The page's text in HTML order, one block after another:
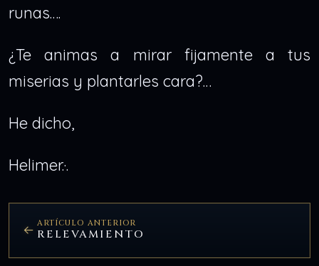
runas….
¿Te animas a mirar fijamente a tus
miserias y plantarles cara?…
He dicho,
Helimer.·.
ARTÍCULO ANTERIOR
RELEVAMIENTO